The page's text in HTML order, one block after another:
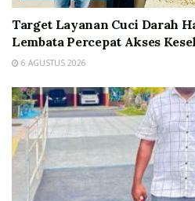
Target Layanan Cuci Darah
Lembata Percepat Akses
6 AGUSTUS 2026